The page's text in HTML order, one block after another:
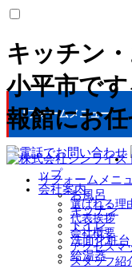
キッチン
小平市で
報館にお
ップ
会社案内
選ばれる理
代表挨拶
会社概要
アクセスマ
スタッフ紹
リフォームメニュー
リフォームメニ
お風呂
キッチン
トイレ
洗面化粧台
給湯器